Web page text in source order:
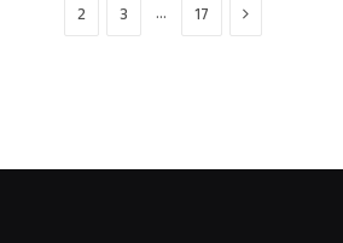
2 3 … 17 Next